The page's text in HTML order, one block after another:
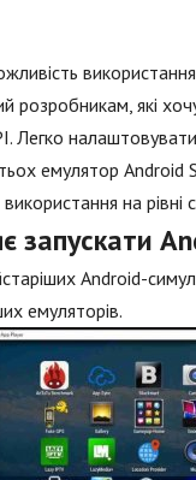
розробникам, які
Легко
емулятор
на рівні
запускати
Android-
емуляторів.